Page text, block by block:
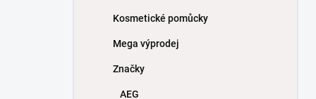
Kosmetické pomůcky
Mega výprodej
Značky
AEG